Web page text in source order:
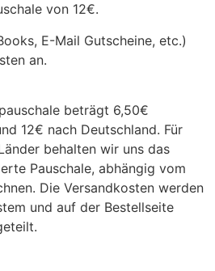
von 12€.
E-Mail Gutscheine, etc.)
an.
beträgt 6,50€
12€ nach Deutschland. Für
behalten wir uns das
Pauschale, abhängig vom
Die Versandkosten werden
und auf der Bestellseite